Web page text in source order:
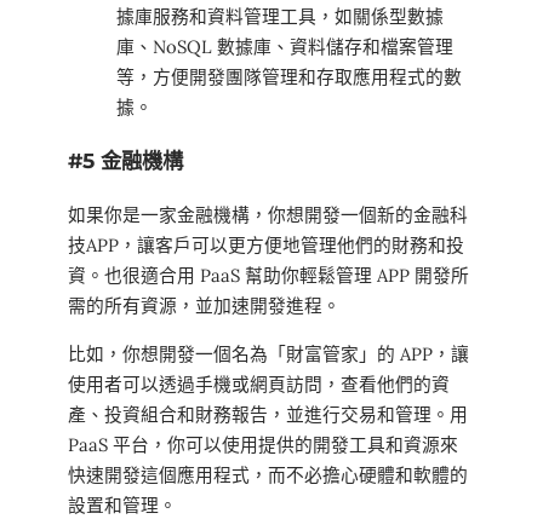
據庫服務和資料管理工具，如關係型數據
庫、NoSQL 數據庫、資料儲存和檔案管理
等，方便開發團隊管理和存取應用程式的數
據。
#5 金融機構
如果你是一家金融機構，你想開發一個新的金融科
技APP，讓客戶可以更方便地管理他們的財務和投
資。也很適合用 PaaS 幫助你輕鬆管理 APP 開發所
需的所有資源，並加速開發進程。
比如，你想開發一個名為「財富管家」的 APP，讓
使用者可以透過手機或網頁訪問，查看他們的資
產、投資組合和財務報告，並進行交易和管理。用
PaaS 平台，你可以使用提供的開發工具和資源來
快速開發這個應用程式，而不必擔心硬體和軟體的
設置和管理。